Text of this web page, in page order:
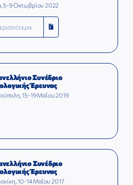
5-9 Οκτωβρίου 2022
Συνέδριο
Έρευνας
15-19 Μαΐου 2019
Συνέδριο
Έρευνας
10-14 Μαΐου 2017